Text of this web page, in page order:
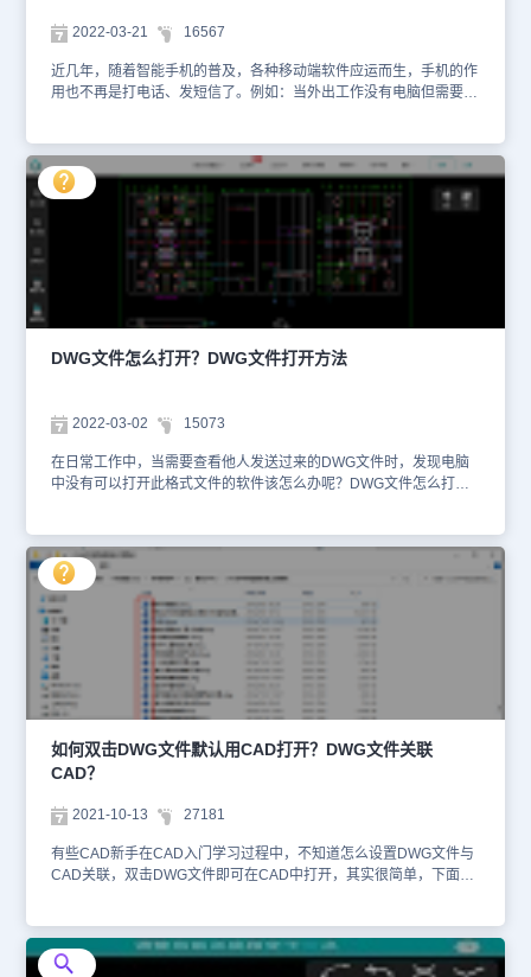
后，在【文件列表】中勾选需要清理的DWG文件，然后点击【开始
清理】后可对清理列表中被选中的文件执行清理操作。如下图所示：
6、点击【查看日志】，可以查看清理结果和基本信息，从清理的结
果可以看出，此功能不会清理【只读】属性的文件，以确保特殊文档
件自己动手操作试试哦！
2022-03-21 16567
近几年，随着智能手机的普及，各种移动端软件应运而生，手机的作
用也不再是打电话、发短信了。例如：当外出工作没有电脑但需要查
吗？本文小编就来给大家分享一下在手机中用浩辰CAD看图王APP打
开DWG文件的详细步骤吧！在手机中打开DWG文件的方法步骤： 浩
辰CAD看图王手机版可以在手机或PAD上查看、编辑、批注CAD图
纸文件，具体使用步骤如下：1、首先在手机的应用商店中搜索下载
安装浩辰CAD看图王APP。如下图所示： 2、下载安装完成后，点击
需要打开的DWG文件，选择【用其他应用打开】，在跳出的对话框
中，选择【浩辰CAD看图王】。如下图所示： 3、此时手机会自动启
动浩辰CAD看图王APP来打开DWG文件。如下图所示： 浩辰CAD看
图王APP除了可以打开DWG文件以外，还可以实现CAD图纸编辑、
CAD批注、CAD测量、CAD标注、CAD文字查找、导出PDF/JPG、
CAD图纸比较、CAD图层管理等功能。上述CAD教程中小编给大家
骤，各位设计师小伙伴在日常工作过程中如果需要在手机中打开
DWG文件的话可以使用浩辰CAD看图王APP。小编会在后续的CAD
教程文章中给大家分享浩辰CAD看图王更多功能介绍及应用操作，对
此感兴趣的小伙伴们一定要持续关注浩辰CAD官网教程专区哦！
DWG文件怎么打开？DWG文件打开方法
2022-03-02 15073
在日常工作中，当需要查看他人发送过来的DWG文件时，发现电脑
中没有可以打开此格式文件的软件该怎么办呢？DWG文件怎么打
的文件格式之一。想要查看DWG文件的话，需要用CAD软件或者是
CAD看图软件打开。1. 下载安装CAD软件以浩辰CAD软件为例，在
浏览器中搜索浩辰CAD，打开其官网后，在CAD下载专区下载浩辰
CAD安装包。下载完成后，双击浩辰CAD安装程序，根据提示一步
步安装即可。安装完成后，鼠标右击电脑中的DWG文件，在跳出的
列表框中，选择【打开方式】—【GstarCAD Application】，即可在
浩辰CAD软件中打开DWG文件。2. CAD看图软件除了专业的CAD软
件以外，现在市面上有很多CAD看图软件，可以打开DWG文件，比
如浩辰CAD看图王电脑版、手机版、网页版。其中浩辰CAD看图王
电脑版和手机版都是需要下载安装的，这里就不再给大家赘述了。下
面就以浩辰CAD看图王网页版为例给大家分享如何在线打开DWG文
件。在浏览器中搜索浩辰CAD看图王网页版，找到官网并点击进入，
或者是直接输入官方网址进入。打开后，点击【打开图纸】按钮。在
打开的页面中选择图纸【公开】或【私有】，勾选【浩辰CAD看图王
打开图纸使用协议】，点击【选择本地文件】。在跳出的【打开】对
话框中，找到并选中需要打开的DWG文件，点击【打开】。即可在
如何双击DWG文件默认用CAD打开？DWG文件关联
CAD？
2021-10-13 27181
有些CAD新手在CAD入门学习过程中，不知道怎么设置DWG文件与
CAD关联，双击DWG文件即可在CAD中打开，其实很简单，下面小
件，在调出的对话框中依次点击【打开方式】—【选择其他应用】。
如下图所示：此时会跳出【你要如何打开这个文件？】对话框，在其